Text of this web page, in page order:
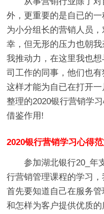
外，更重要的是自已的
为小分组长的营销人员
幸，但无形的压力也朝
我推动力，在这里我也
司工作的同事，他们也
这样才能为自已在打开
整理的2020银行营销学
借鉴作用!
2020银行营销学习心得
参加湖北银行20_年
行营销管理课程的学习
首先要知道自己在服务
和怎样为客户提供优质